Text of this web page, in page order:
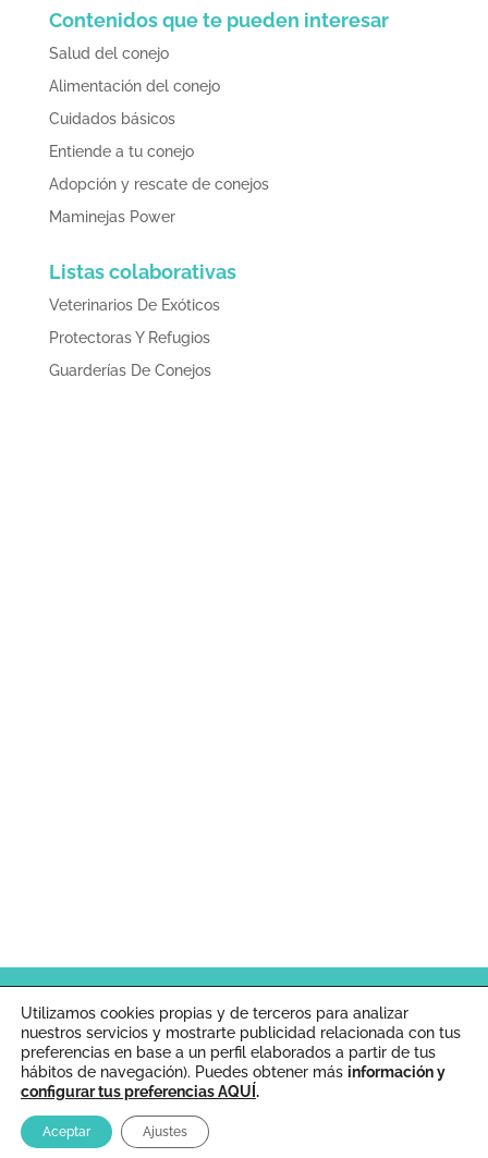
Contenidos que te pueden interesar
Salud del conejo
Alimentación del conejo
Cuidados básicos
Entiende a tu conejo
Adopción y rescate de conejos
Maminejas Power
Listas colaborativas
Veterinarios De Exóticos
Protectoras Y Refugios
Guarderías De Conejos
© viviendoconunconejo.com | Online desde 2015 |
Todos los derechos reservados | Sitio web
desarrollado por
Utilizamos cookies propias y de terceros para analizar
nuestros servicios y mostrarte publicidad relacionada con tus
preferencias en base a un perfil elaborados a partir de tus
hábitos de navegación). Puedes obtener más información y
configurar tus preferencias AQUÍ .
Aceptar Ajustes